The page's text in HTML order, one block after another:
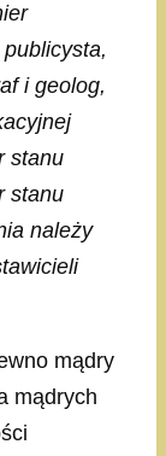
i geolog,
stanu
stanu
należy
mądry
mądrych